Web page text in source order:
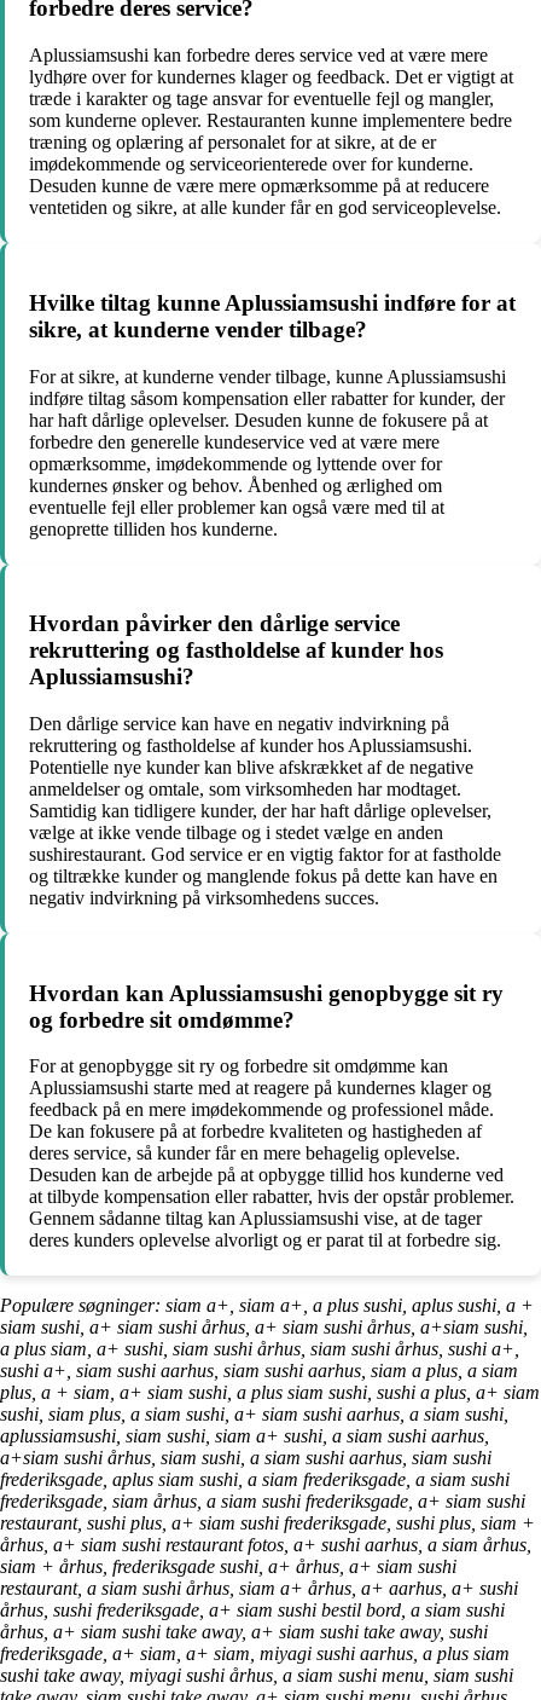
forbedre deres service?
Aplussiamsushi kan forbedre deres service ved at være mere
lydhøre over for kundernes klager og feedback. Det er vigtigt at
træde i karakter og tage ansvar for eventuelle fejl og mangler,
som kunderne oplever. Restauranten kunne implementere bedre
træning og oplæring af personalet for at sikre, at de er
imødekommende og serviceorienterede over for kunderne.
Desuden kunne de være mere opmærksomme på at reducere
ventetiden og sikre, at alle kunder får en god serviceoplevelse.
Hvilke tiltag kunne Aplussiamsushi indføre for at
sikre, at kunderne vender tilbage?
For at sikre, at kunderne vender tilbage, kunne Aplussiamsushi
indføre tiltag såsom kompensation eller rabatter for kunder, der
har haft dårlige oplevelser. Desuden kunne de fokusere på at
forbedre den generelle kundeservice ved at være mere
opmærksomme, imødekommende og lyttende over for
kundernes ønsker og behov. Åbenhed og ærlighed om
eventuelle fejl eller problemer kan også være med til at
genoprette tilliden hos kunderne.
Hvordan påvirker den dårlige service
rekruttering og fastholdelse af kunder hos
Aplussiamsushi?
Den dårlige service kan have en negativ indvirkning på
rekruttering og fastholdelse af kunder hos Aplussiamsushi.
Potentielle nye kunder kan blive afskrækket af de negative
anmeldelser og omtale, som virksomheden har modtaget.
Samtidig kan tidligere kunder, der har haft dårlige oplevelser,
vælge at ikke vende tilbage og i stedet vælge en anden
sushirestaurant. God service er en vigtig faktor for at fastholde
og tiltrække kunder og manglende fokus på dette kan have en
negativ indvirkning på virksomhedens succes.
Hvordan kan Aplussiamsushi genopbygge sit ry
og forbedre sit omdømme?
For at genopbygge sit ry og forbedre sit omdømme kan
Aplussiamsushi starte med at reagere på kundernes klager og
feedback på en mere imødekommende og professionel måde.
De kan fokusere på at forbedre kvaliteten og hastigheden af
deres service, så kunder får en mere behagelig oplevelse.
Desuden kan de arbejde på at opbygge tillid hos kunderne ved
at tilbyde kompensation eller rabatter, hvis der opstår problemer.
Gennem sådanne tiltag kan Aplussiamsushi vise, at de tager
deres kunders oplevelse alvorligt og er parat til at forbedre sig.
Populære søgninger: siam a+, siam a+, a plus sushi, aplus sushi, a +
siam sushi, a+ siam sushi århus, a+ siam sushi århus, a+siam sushi,
a plus siam, a+ sushi, siam sushi århus, siam sushi århus, sushi a+,
sushi a+, siam sushi aarhus, siam sushi aarhus, siam a plus, a siam
plus, a + siam, a+ siam sushi, a plus siam sushi, sushi a plus, a+ siam
sushi, siam plus, a siam sushi, a+ siam sushi aarhus, a siam sushi,
aplussiamsushi, siam sushi, siam a+ sushi, a siam sushi aarhus,
a+siam sushi århus, siam sushi, a siam sushi aarhus, siam sushi
frederiksgade, aplus siam sushi, a siam frederiksgade, a siam sushi
frederiksgade, siam århus, a siam sushi frederiksgade, a+ siam sushi
restaurant, sushi plus, a+ siam sushi frederiksgade, sushi plus, siam +
århus, a+ siam sushi restaurant fotos, a+ sushi aarhus, a siam århus,
siam + århus, frederiksgade sushi, a+ århus, a+ siam sushi
restaurant, a siam sushi århus, siam a+ århus, a+ aarhus, a+ sushi
århus, sushi frederiksgade, a+ siam sushi bestil bord, a siam sushi
århus, a+ siam sushi take away, a+ siam sushi take away, sushi
frederiksgade, a+ siam, a+ siam, miyagi sushi aarhus, a plus siam
sushi take away, miyagi sushi århus, a siam sushi menu, siam sushi